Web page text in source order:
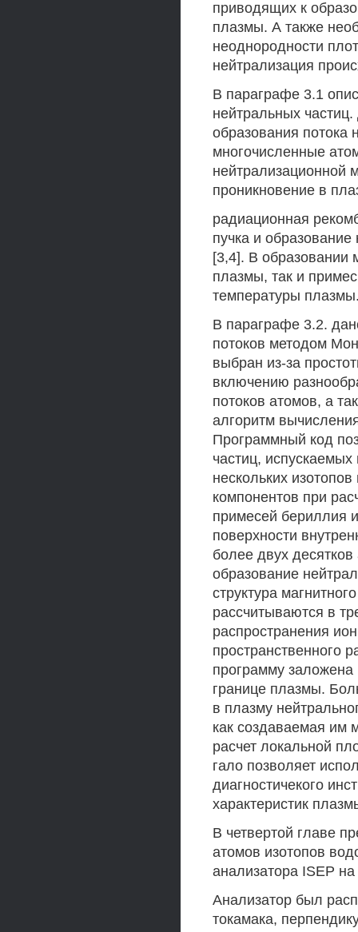
приводящих к
плазмы. А также
неоднородности
нейтрализация
В параграфе 3.1
нейтральных
образования потока
многочисленные
нейтрализационной
проникновение в
радиационная
пучка и
[3,4]. В образовании
плазмы, так и
температуры
В параграфе 3.2.
потоков методом
выбран из-за
включению
потоков атомов, а
алгоритм
Программный код
частиц,
нескольких
компонентов при
примесей бериллия
поверхности
более двух
образование
структура
рассчитываются в
распространения
пространственного
программу
границе плазмы.
в плазму
как создаваемая им
расчет локальной
гало позволяет
диагностичекого
характеристик
В четвертой главе
атомов изотопов
анализатора ISEP
Анализатор был
токамака,